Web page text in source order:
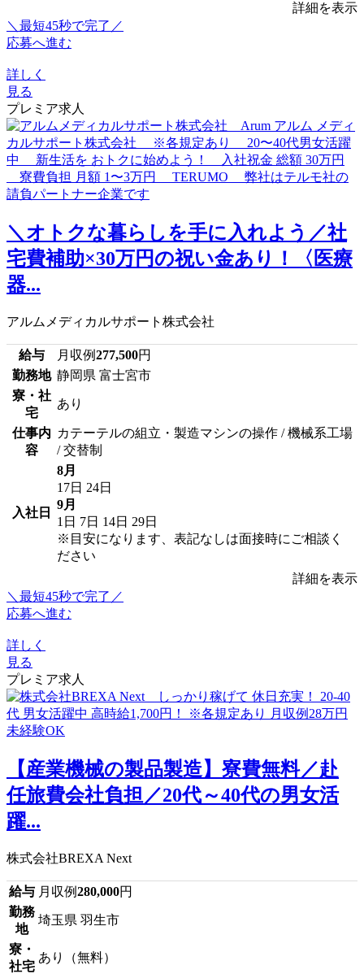
詳細を表示
＼最短45秒で完了／
応募へ進む
詳しく
見る
プレミア求人
＼オトクな暮らしを手に入れよう／社
宅費補助×30万円の祝い金あり！〈医療
器...
アルムメディカルサポート株式会社
給与 月収例277,500円
勤務地 静岡県 富士宮市
寮・社
宅
あり
仕事内
容
カテーテルの組立・製造マシンの操作 / 機械系工場
/ 交替制
入社日
8月
17日 24日
9月
1日 7日 14日 29日
※目安になります、表記なしは面接時にご相談く
ださい
詳細を表示
＼最短45秒で完了／
応募へ進む
詳しく
見る
プレミア求人
【産業機械の製品製造】寮費無料／赴
任旅費会社負担／20代～40代の男女活
躍...
株式会社BREXA Next
給与 月収例280,000円
勤務
地
埼玉県 羽生市
寮・
社宅
あり（無料）